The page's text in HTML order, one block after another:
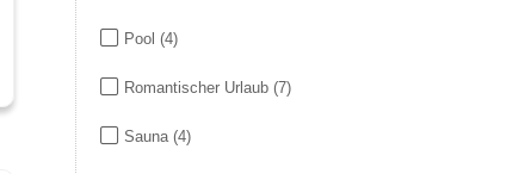
Pool (4)
Romantischer Urlaub (7)
Sauna (4)